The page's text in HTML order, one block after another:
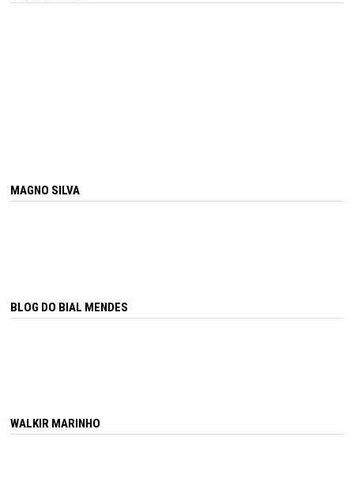
MAGNO SILVA
BLOG DO BIAL MENDES
WALKIR MARINHO